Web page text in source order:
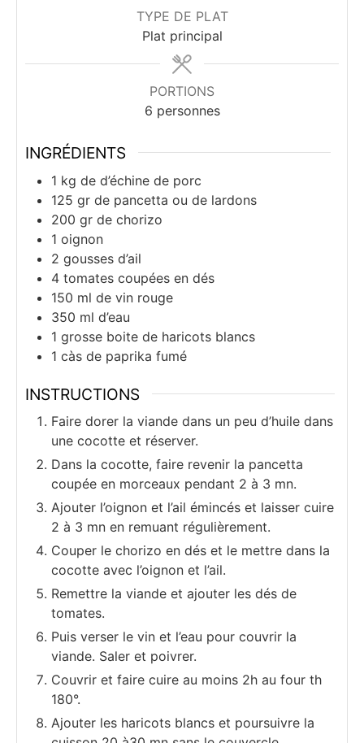
TYPE DE PLAT
Plat principal
PORTIONS
6 personnes
INGRÉDIENTS
1 kg de d’échine de porc
125 gr de pancetta ou de lardons
200 gr de chorizo
1 oignon
2 gousses d’ail
4 tomates coupées en dés
150 ml de vin rouge
350 ml d’eau
1 grosse boite de haricots blancs
1 càs de paprika fumé
INSTRUCTIONS
Faire dorer la viande dans un peu d’huile dans
une cocotte et réserver.
Dans la cocotte, faire revenir la pancetta
coupée en morceaux pendant 2 à 3 mn.
Ajouter l’oignon et l’ail émincés et laisser cuire
2 à 3 mn en remuant régulièrement.
Couper le chorizo en dés et le mettre dans la
cocotte avec l’oignon et l’ail.
Remettre la viande et ajouter les dés de
tomates.
Puis verser le vin et l’eau pour couvrir la
viande. Saler et poivrer.
Couvrir et faire cuire au moins 2h au four th
180°.
Ajouter les haricots blancs et poursuivre la